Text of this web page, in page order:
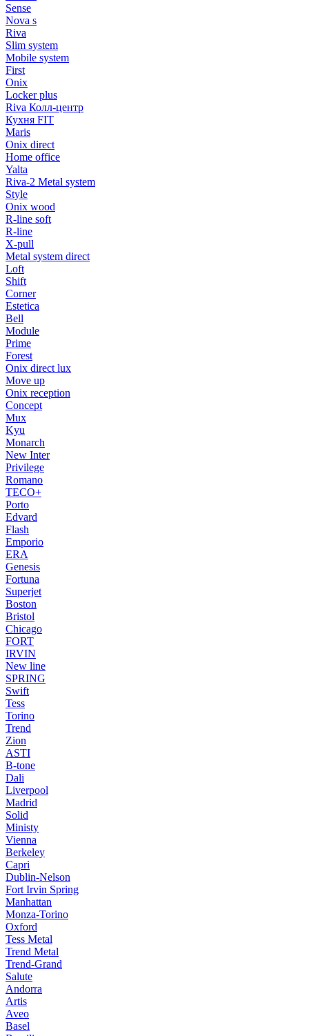
Sense
Nova s
Riva
Slim system
Mobile system
First
Onix
Locker plus
Riva Колл-центр
Кухня FIT
Maris
Onix direct
Home office
Yalta
Riva-2 Metal system
Style
Onix wood
R-line soft
R-line
X-pull
Metal system direct
Loft
Shift
Corner
Estetica
Bell
Module
Prime
Forest
Onix direct lux
Move up
Onix reception
Concept
Mux
Kyu
Monarch
New Inter
Privilege
Romano
TECO+
Porto
Edvard
Flash
Emporio
ERA
Genesis
Fortuna
Superjet
Boston
Bristol
Chicago
FORT
IRVIN
New line
SPRING
Swift
Tess
Torino
Trend
Zion
ASTI
B-tone
Dali
Liverpool
Madrid
Solid
Ministy
Vienna
Berkeley
Capri
Dublin-Nelson
Fort Irvin Spring
Manhattan
Monza-Torino
Oxford
Tess Metal
Trend Metal
Trend-Grand
Salute
Andorra
Artis
Aveo
Basel